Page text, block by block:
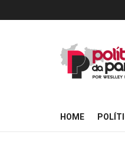
HOME